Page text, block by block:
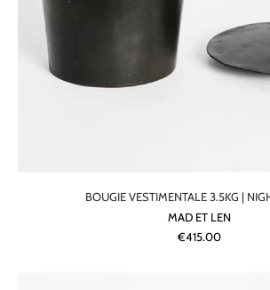
BOUGIE VESTIMENTALE 3.5KG |
MAD ET LEN
€415.00